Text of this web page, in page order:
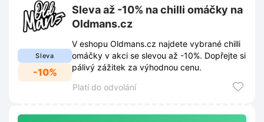
Sleva
-10%
Sleva až -10% na chilli omáčky na
Oldmans.cz
V eshopu Oldmans.cz najdete vybrané chilli
omáčky v akci se slevou až -10%. Dopřejte si
pálivý zážitek za výhodnou cenu.
Platí do odvolání